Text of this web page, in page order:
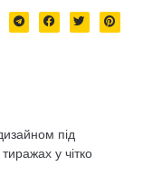
під
у чітко